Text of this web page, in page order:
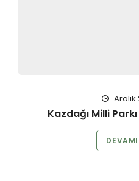
Aralık
Kazdağı Milli